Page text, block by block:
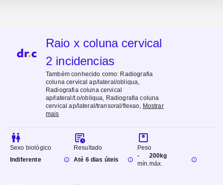
Raio x coluna cervical
2 incidencias
Também conhecido como: Radiografia
coluna cervical ap/lateral/obliqua,
Radiografia coluna cervical
ap/lateral/t.o/obliqua, Radiografia coluna
cervical ap/lateral/transoral/flexao, Mostrar
mais
Sexo biológico
Indiferente
Resultado
Até 6 dias úteis
Peso
-
mín.
200kg
máx.